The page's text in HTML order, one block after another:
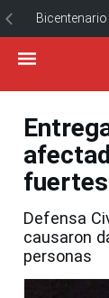
Bicentenario
Defensa
causaron
personas